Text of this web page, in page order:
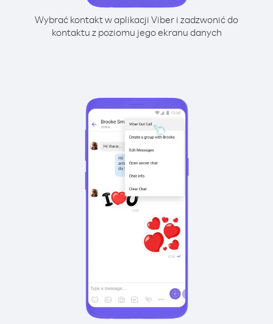
Wybrać kontakt w aplikacji Viber i zadzwonić do
kontaktu z poziomu jego ekranu danych